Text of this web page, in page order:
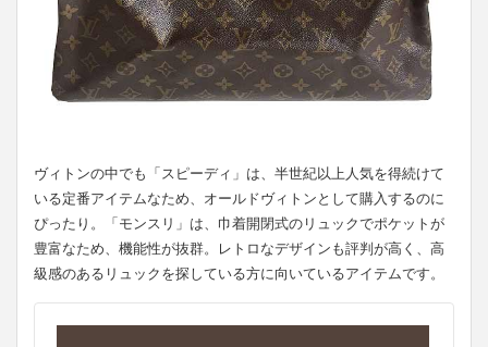
ヴィトンの中でも「スピーディ」は、半世紀以上人気を得続けて
いる定番アイテムなため、オールドヴィトンとして購入するのに
ぴったり。「モンスリ」は、巾着開閉式のリュックでポケットが
豊富なため、機能性が抜群。レトロなデザインも評判が高く、高
級感のあるリュックを探している方に向いているアイテムです。